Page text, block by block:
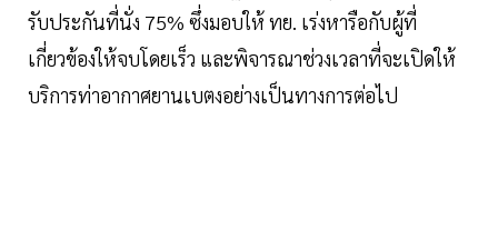
รับประกันที่นั่ง 75% ซึ่งมอบให้ ทย. เร่งหารือกับผู้ที่
เกี่ยวข้องให้จบโดยเร็ว และพิจารณาช่วงเวลาที่จะเปิดให้
บริการท่าอากาศยานเบตงอย่างเป็นทางการต่อไป